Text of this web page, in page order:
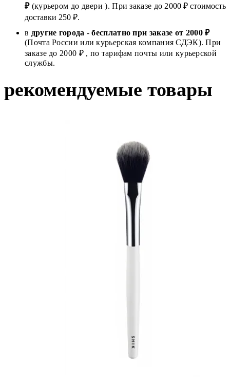
₽(курьером до двери ). При заказе до 2000 ₽ стоимость
доставки 250 ₽.
в другие города -бесплатно при заказе от 2000 ₽
(Почта России или курьерская компания СДЭК). При
заказе до 2000 ₽ , по тарифам почты или курьерской
службы.
рекомендуемые товары